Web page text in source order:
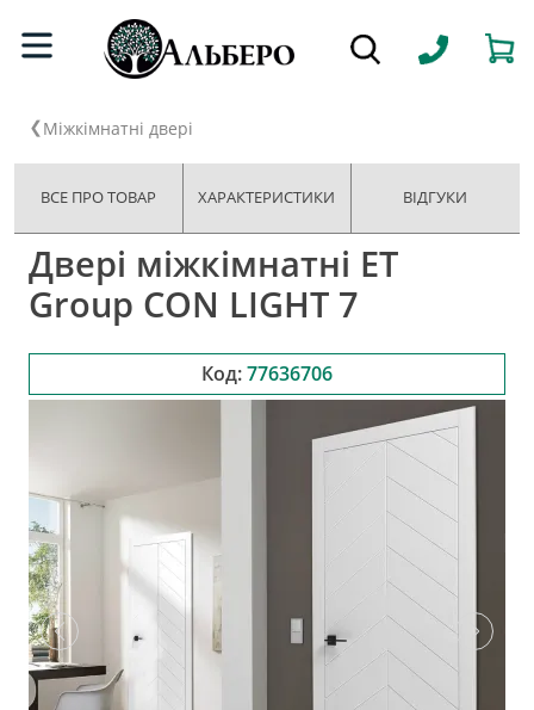
Міжкімнатні двері
ВСЕ ПРО ТОВАР ХАРАКТЕРИСТИКИ ВІДГУКИ
Двері міжкімнатні ET
Group CON LIGHT 7
Код:77636706